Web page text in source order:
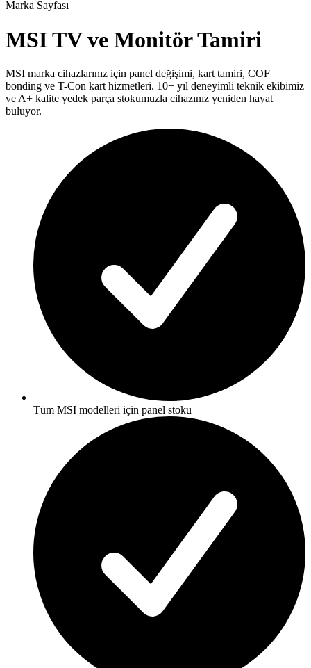
Marka Sayfası
MSITV ve Monitör Tamiri
MSI marka cihazlarınız için panel değişimi, kart tamiri, COF
bonding ve T-Con kart hizmetleri. 10+ yıl deneyimli teknik ekibimiz
ve A+ kalite yedek parça stokumuzla cihazınız yeniden hayat
buluyor.
Tüm MSI modelleri için panel stoku